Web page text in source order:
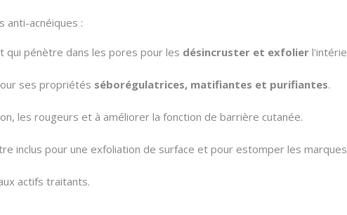
anti-acnéiques :
qui pénètre dans les pores pour les désincruster et exfolier
ses propriétés séborégulatrices, matifiantes et purifiantes.
les rougeurs et à améliorer la fonction de barrière cutanée.
inclus pour une exfoliation de surface et pour estomper les
actifs traitants.